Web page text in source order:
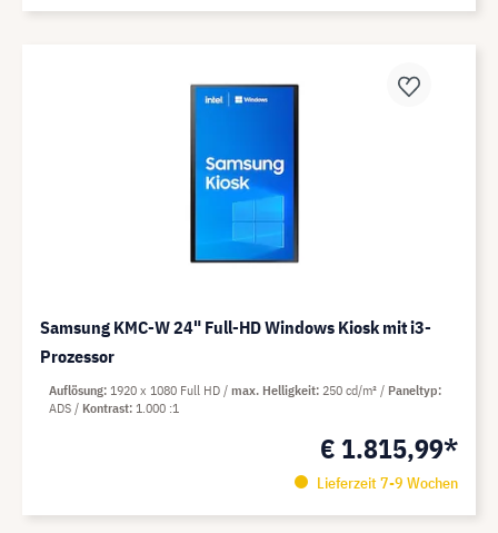
Samsung KMC-W 24" Full-HD Windows Kiosk mit i3-
Prozessor
€ 1.815,99*
Lieferzeit 7-9 Wochen
Auflösung 1920 x 1080 Full HD max. Helligkeit 250 cd/m²
Paneltyp
ADS
Kontrast 1.000 :1